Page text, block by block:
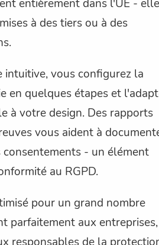
entièrement dans l'UE -
à des tiers ou à des
intuitive, vous configurez la
en quelques étapes et
à votre design. Des rapports
vous aident à
- un élément
au RGPD.
pour un grand nombre
parfaitement aux entreprises,